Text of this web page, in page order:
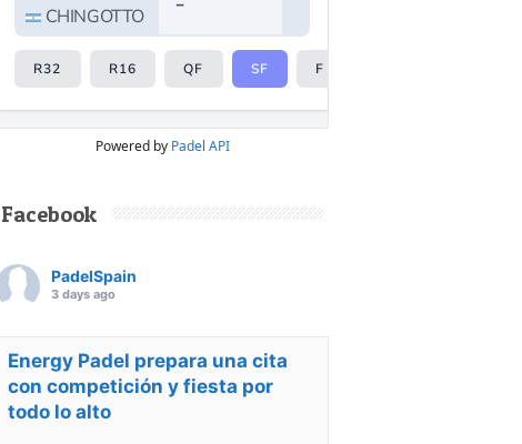
Powered by Padel API
Facebook
PadelSpain
3 days ago
Energy Padel prepara una cita
con competición y fiesta por
todo lo alto